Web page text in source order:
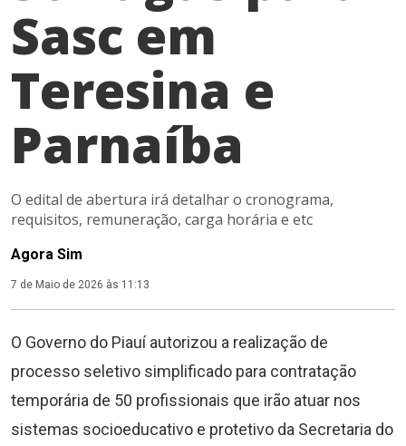
Sasc em
Teresina e
Parnaíba
O edital de abertura irá detalhar o cronograma,
requisitos, remuneração, carga horária e etc
Agora Sim
7 de Maio de 2026 às 11:13
O Governo do Piauí autorizou a realização de
processo seletivo simplificado para contratação
temporária de 50 profissionais que irão atuar nos
sistemas socioeducativo e protetivo da Secretaria do